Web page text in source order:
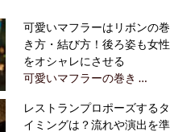
可愛いマフラーはリボンの巻
き方・結び方！後ろ姿も女性
をオシャレにさせる
可愛いマフラーの巻き …
レストランプロポーズするタ
イミングは？流れや演出を準